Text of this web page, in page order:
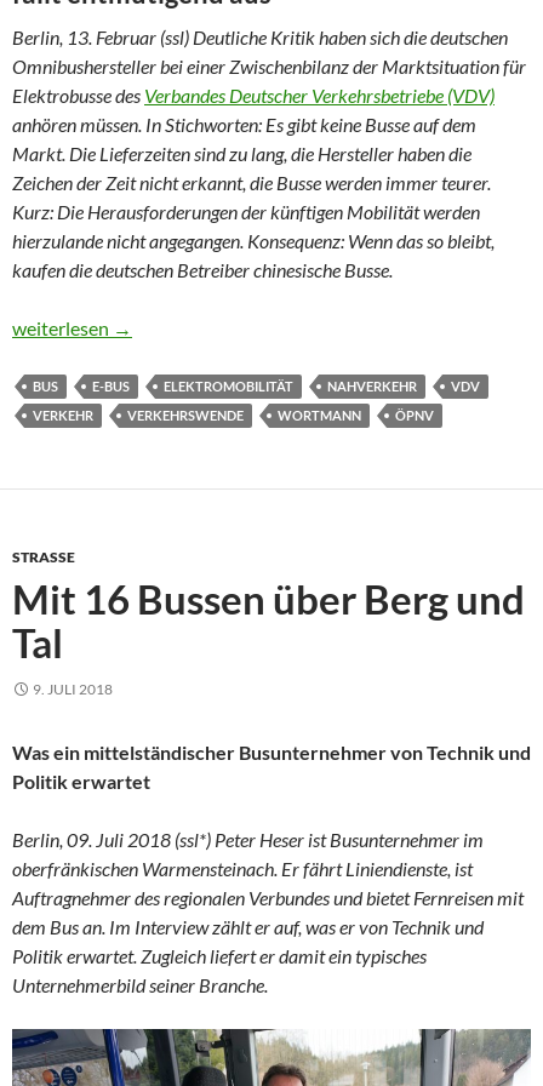
Berlin, 13. Februar (ssl) Deutliche Kritik haben sich die deutschen
Omnibushersteller bei einer Zwischenbilanz der Marktsituation für
Elektrobusse des Verbandes Deutscher Verkehrsbetriebe (VDV)
anhören müssen. In Stichworten: Es gibt keine Busse auf dem
Markt. Die Lieferzeiten sind zu lang, die Hersteller haben die
Zeichen der Zeit nicht erkannt, die Busse werden immer teurer.
Kurz: Die Herausforderungen der künftigen Mobilität werden
hierzulande nicht angegangen. Konsequenz: Wenn das so bleibt,
kaufen die deutschen Betreiber chinesische Busse.
97 von 35.000 Bussen fahren elektrisch
weiterlesen →
BUS E-BUS ELEKTROMOBILITÄT NAHVERKEHR
VDV
VERKEHR
VERKEHRSWENDE WORTMANN ÖPNV
STRASSE
Mit 16 Bussen über Berg und
Tal
9. JULI 2018
Was ein mittelständischer Busunternehmer von Technik und
Politik erwartet
Berlin, 09. Juli 2018 (ssl*) Peter Heser ist Busunternehmer im
oberfränkischen Warmensteinach. Er fährt Liniendienste, ist
Auftragnehmer des regionalen Verbundes und bietet Fernreisen mit
dem Bus an. Im Interview zählt er auf, was er von Technik und
Politik erwartet. Zugleich liefert er damit ein typisches
Unternehmerbild seiner Branche.